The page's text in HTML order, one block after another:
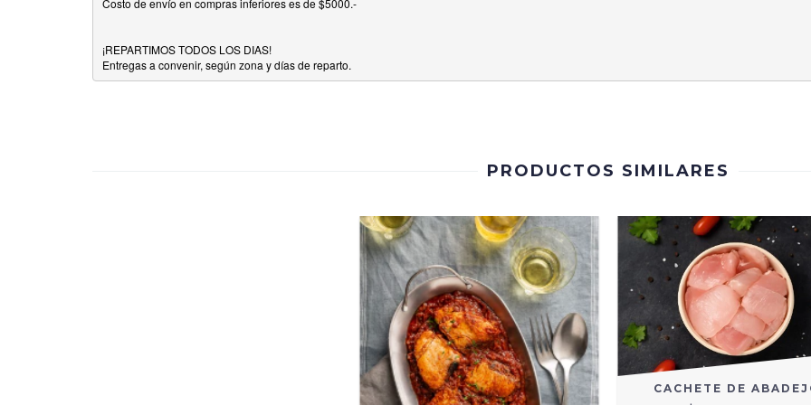
Costo de envío en compras inferiores es de $5000.-
¡REPARTIMOS TODOS LOS DIAS!
Entregas a convenir, según zona y días de reparto.
PRODUCTOS SIMILARES
CACHETE DE